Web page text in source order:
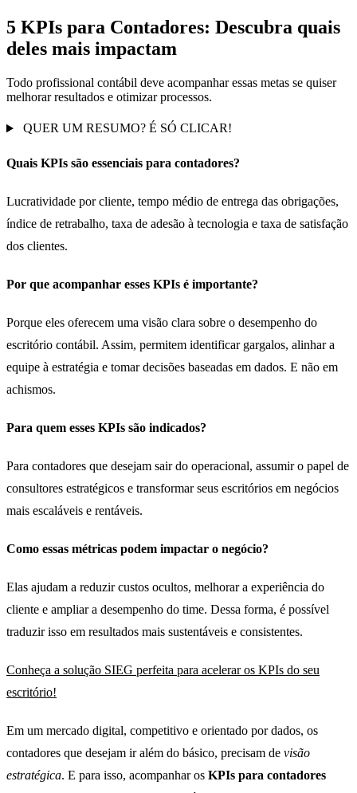
5 KPIs para Contadores: Descubra quais
deles mais impactam
Todo profissional contábil deve acompanhar essas metas se quiser
melhorar resultados e otimizar processos.
QUER UM RESUMO? É SÓ CLICAR!
Quais KPIs são essenciais para contadores?
Lucratividade por cliente, tempo médio de entrega das obrigações,
índice de retrabalho, taxa de adesão à tecnologia e taxa de satisfação
dos clientes.
Por que acompanhar esses KPIs é importante?
Porque eles oferecem uma visão clara sobre o desempenho do
escritório contábil. Assim, permitem identificar gargalos, alinhar a
equipe à estratégia e tomar decisões baseadas em dados. E não em
achismos.
Para quem esses KPIs são indicados?
Para contadores que desejam sair do operacional, assumir o papel de
consultores estratégicos e transformar seus escritórios em negócios
mais escaláveis e rentáveis.
Como essas métricas podem impactar o negócio?
Elas ajudam a reduzir custos ocultos, melhorar a experiência do
cliente e ampliar a desempenho do time. Dessa forma, é possível
traduzir isso em resultados mais sustentáveis e consistentes.
Conheça a solução SIEG perfeita para acelerar os KPIs do seu
escritório!
Em um mercado digital, competitivo e orientado por dados, os
contadores que desejam ir além do básico, precisam de visão
estratégica. E para isso, acompanhar os KPIs para contadores